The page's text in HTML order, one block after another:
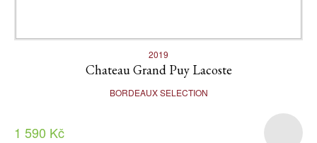
2019
Chateau Grand Puy Lacoste
BORDEAUX SELECTION
1 590 Kč